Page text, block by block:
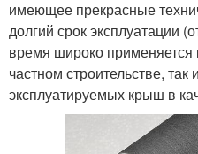
имеющее прекрасные
долгий срок эксплуатации
время широко применяется
частном строительстве, так
эксплуатируемых крыш в